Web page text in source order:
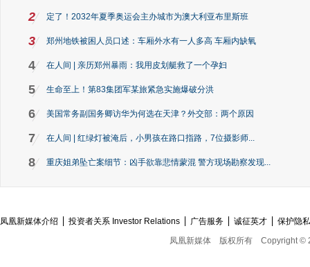
2 定了！2032年夏季奥运会主办城市为澳大利亚布里斯班
3 郑州地铁被困人员口述：车厢外水有一人多高 车厢内缺氧
4 在人间 | 亲历郑州暴雨：我用皮划艇救了一个孕妇
5 生命至上！第83集团军某旅紧急实施爆破分洪
6 美国常务副国务卿访华为何选在天津？外交部：两个原因
7 在人间 | 红绿灯被淹后，小男孩在路口指路，7位摄影师...
8 重庆姐弟坠亡案细节：凶手欲靠悲情蒙混 警方现场勘察发现...
凤凰新媒体介绍 投资者关系 Investor Relations 广告服务 诚征英才
保护隐
凤凰新媒体
版权所有 Copyright ©